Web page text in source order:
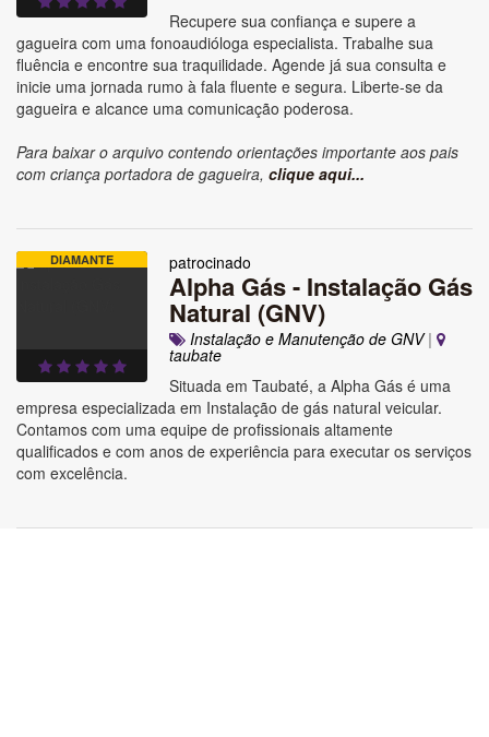
Recupere sua confiança e supere a
gagueira com uma fonoaudióloga especialista. Trabalhe sua
fluência e encontre sua traquilidade. Agende já sua consulta e
inicie uma jornada rumo à fala fluente e segura. Liberte-se da
gagueira e alcance uma comunicação poderosa.
Para baixar o arquivo contendo orientações importante aos pais
com criança portadora de gagueira, clique aqui...
DIAMANTE patrocinado
Alpha Gás - Instalação Gás
Natural (GNV)
Instalação e Manutenção de GNV|
taubate
Situada em Taubaté, a Alpha Gás é uma
empresa especializada em Instalação de gás natural veicular.
Contamos com uma equipe de profissionais altamente
qualificados e com anos de experiência para executar os serviços
com excelência.